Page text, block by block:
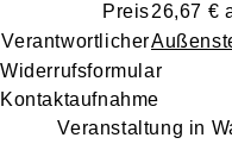
Preis26,67 €
Verantwortlicher
Widerrufsformular
Kontaktaufnahme
Veranstaltung in